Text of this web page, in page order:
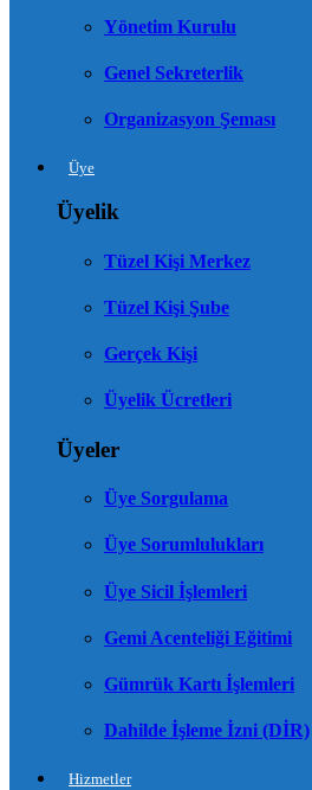
Yönetim Kurulu
Genel Sekreterlik
Organizasyon Şeması
Üye
Üyelik
Tüzel Kişi Merkez
Tüzel Kişi Şube
Gerçek Kişi
Üyelik Ücretleri
Üyeler
Üye Sorgulama
Üye Sorumlulukları
Üye Sicil İşlemleri
Gemi Acenteliği Eğitimi
Gümrük Kartı İşlemleri
Dahilde İşleme İzni (DİR)
Hizmetler